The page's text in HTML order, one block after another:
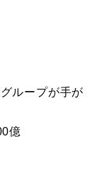
ループが手が
億